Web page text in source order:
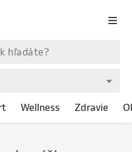
Wellness Zdravie